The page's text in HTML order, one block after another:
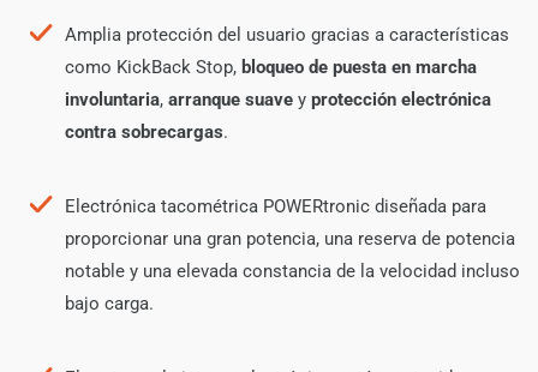
Amplia protección del usuario gracias a características
como KickBack Stop, bloqueo de puesta en marcha
involuntaria, arranque suave y protección electrónica
contra sobrecargas.
Electrónica tacométrica POWERtronic diseñada para
proporcionar una gran potencia, una reserva de potencia
notable y una elevada constancia de la velocidad incluso
bajo carga.